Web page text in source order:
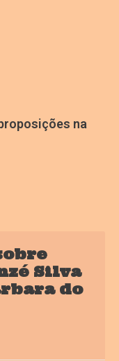
na
Silva
do